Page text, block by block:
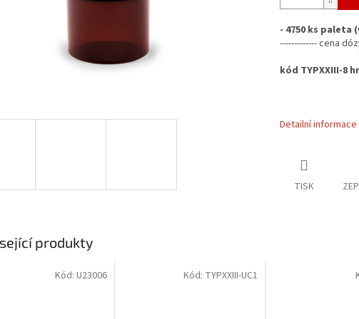
- 4750 ks paleta
-------------cena
kód TYPXXIII-8
Detailní informace
TISK
produkty
Kód: U23006 Kód: TYPXXIII-UC1